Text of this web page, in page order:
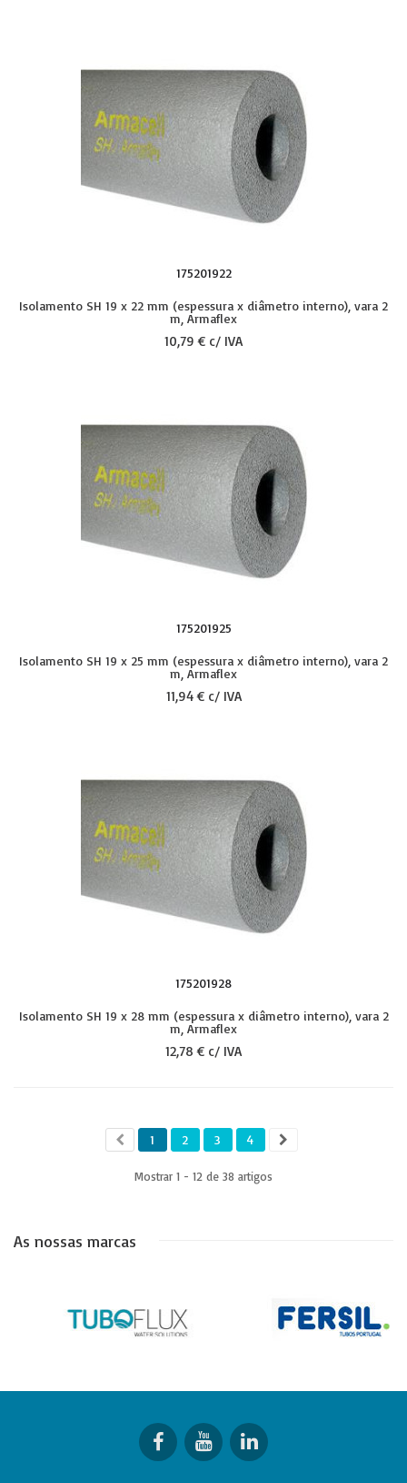
175201922
Isolamento SH 19 x 22 mm (espessura x diâmetro interno), vara 2
m, Armaflex
10,79 € c/ IVA
175201925
Isolamento SH 19 x 25 mm (espessura x diâmetro interno), vara 2
m, Armaflex
11,94 € c/ IVA
175201928
Isolamento SH 19 x 28 mm (espessura x diâmetro interno), vara 2
m, Armaflex
12,78 € c/ IVA
1 2 3 4
Mostrar 1 - 12 de 38 artigos
As nossas marcas